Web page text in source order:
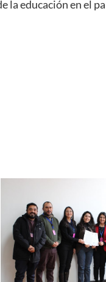
la educación en el